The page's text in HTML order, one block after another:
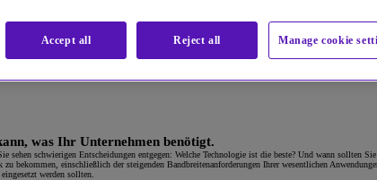
Experten
was Ihr Unternehmen benötigt.
schwierigen Entscheidungen entgegen: Welche Technologie ist die beste? Und wann sollten
bekommen, einschließlich der steigenden Bandbreitenanforderungen Ihrer wesentlichen
werden sollten.
Manage cookie
Reject all
Accept all